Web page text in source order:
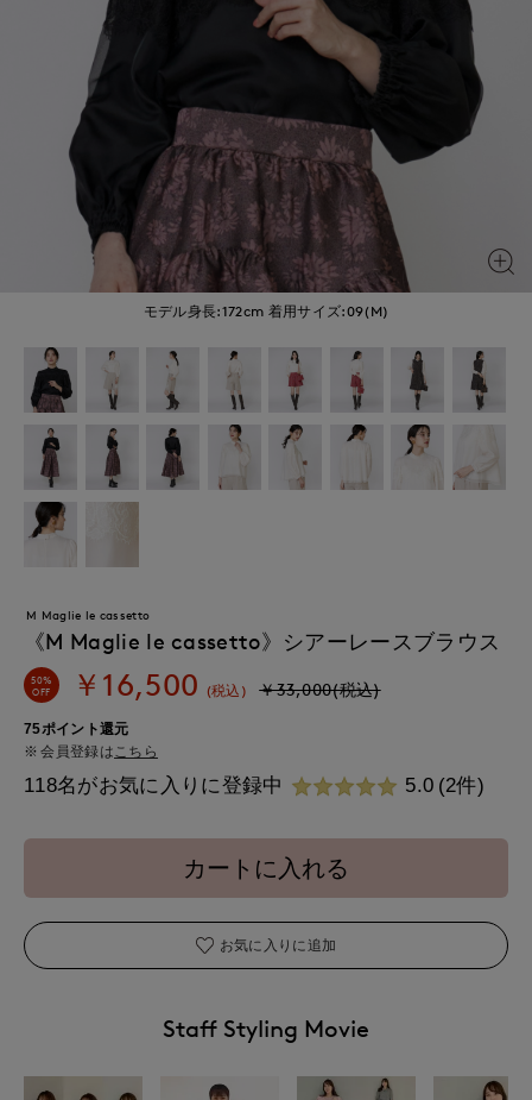
モデル身長:172cm 着用サイズ:09(M)
M Maglie le cassetto
《M Maglie le cassetto》シアーレースブラウス
50%
OFF
￥16,500 (税込) ￥33,000(税込)
75ポイント還元
会員登録は こちら
118名がお気に入りに登録中 5.0 (2件)
カートに入れる
お気に入りに追加
Staff Styling Movie